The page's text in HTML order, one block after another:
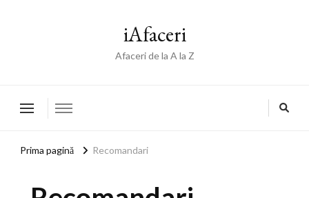
iAfaceri
Afaceri de la A la Z
Prima pagină Recomandari